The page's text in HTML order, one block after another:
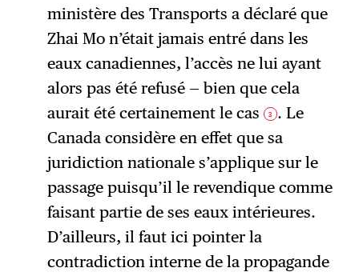
ministère des Transports a déclaré que
Zhai Mo n’était jamais entré dans les
eaux canadiennes, l’accès ne lui ayant
alors pas été refusé — bien que cela
aurait été certainement le cas
3 . Le
Canada considère en effet que sa
juridiction nationale s’applique sur le
passage puisqu’il le revendique comme
faisant partie de ses eaux intérieures.
D’ailleurs, il faut ici pointer la
contradiction interne de la propagande